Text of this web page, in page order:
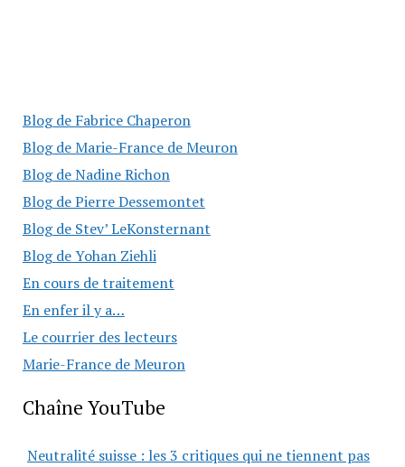
Blog de Fabrice Chaperon
Blog de Marie-France de Meuron
Blog de Nadine Richon
Blog de Pierre Dessemontet
Blog de Stev’ LeKonsternant
Blog de Yohan Ziehli
En cours de traitement
En enfer il y a…
Le courrier des lecteurs
Marie-France de Meuron
Chaîne YouTube
Neutralité suisse : les 3 critiques qui ne tiennent pas